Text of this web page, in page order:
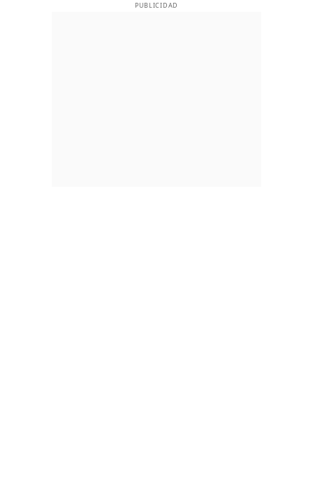
PUBLICIDAD